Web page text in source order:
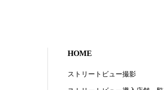
HOME
ストリートビュー撮影